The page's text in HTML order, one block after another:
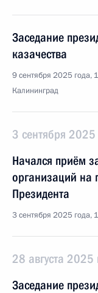
Заседание
казачества
9 сентября 2025 года,
Калининград
3 сентября 2025
Начался приём
организаций на
Президента
3 сентября 2025 года,
28 августа 2025
Заседание